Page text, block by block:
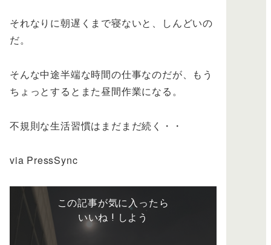
それなりに朝遅くまで寝ないと、しんどいの
だ。
そんな中途半端な時間の仕事なのだが、もう
ちょっとするとまた昼間作業になる。
不規則な生活習慣はまだまだ続く・・
via PressSync
この記事が気に入ったら
いいね ! しよう